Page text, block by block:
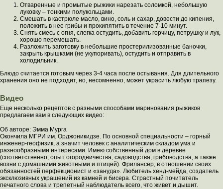
Отваренные и промытые рыжики нарезать соломкой, небольшую
луковку – тонкими полукольцами.
Смешать в кастрюле масло, вино, соль и сахар, довести до кипения,
положить в нее грибы и прокипятить в течение 7-10 минут.
Снять смесь с огня, слегка остудить, добавить горчицу, петрушку и лук,
хорошо перемешать.
Разложить заготовку в небольшие простерилизованные баночки,
закрыть крышками (не укупоривать), остудить и отправить в
холодильник.
Блюдо считается готовым через 3-4 часа после остывания. Для длительного
хранения оно не подходит, но, несомненно, может украсить любую трапезу.
Видео
Еще несколько рецептов с разными способами маринования рыжиков
предлагаем вам в следующих видео:
Об авторе: Эмма Мурга
Окончила МГРИ им. Орджоникидзе. По основной специальности – горный
инженер-геофизик, а значит человек с аналитическим складом ума и
разнообразными интересами. Имею собственный дом в деревне
(соответственно, опыт огородничества, садоводства, грибоводства, а также
возни с домашними животными и птицей). Фрилансер, в отношении своих
обязанностей перфекционист и «зануда». Любитель хенд-мейда, создатель
эксклюзивных украшений из камней и бисера. Страстный почитатель
печатного слова и трепетный наблюдатель всего, что живет и дышит.